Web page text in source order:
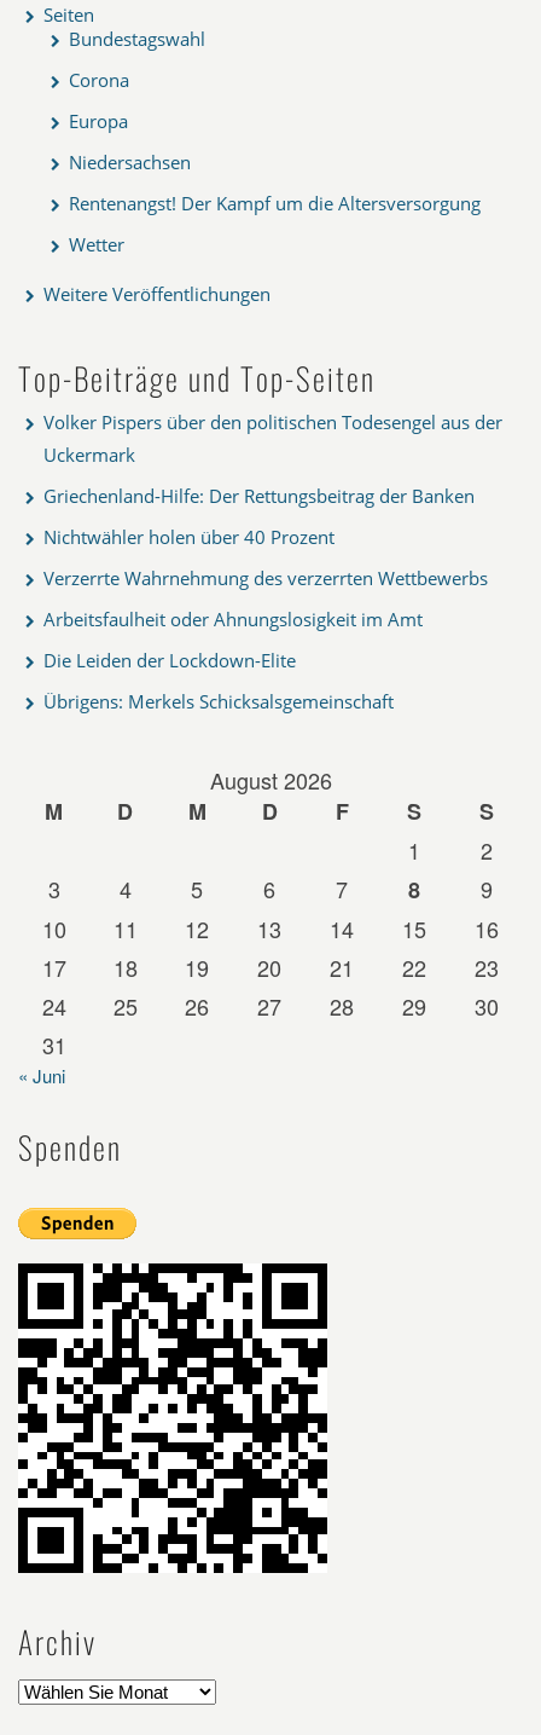
Seiten
Bundestagswahl
Corona
Europa
Niedersachsen
Rentenangst! Der Kampf um die Altersversorgung
Wetter
Weitere Veröffentlichungen
Top-Beiträge und Top-Seiten
Volker Pispers über den politischen Todesengel aus der
Uckermark
Griechenland-Hilfe: Der Rettungsbeitrag der Banken
Nichtwähler holen über 40 Prozent
Verzerrte Wahrnehmung des verzerrten Wettbewerbs
Arbeitsfaulheit oder Ahnungslosigkeit im Amt
Die Leiden der Lockdown-Elite
Übrigens: Merkels Schicksalsgemeinschaft
August 2026
M
D M D F S
S
1
2
3
4 5 6 7 8
9
10
11 12 13 14 15
16
17
18 19 20 21 22
23
24
25 26 27 28 29
30
31
« Juni
Spenden
Archiv